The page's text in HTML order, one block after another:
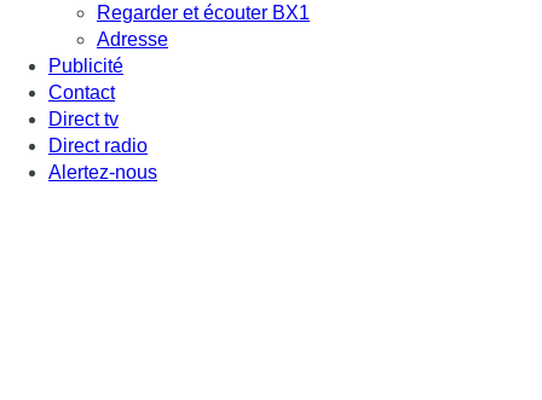
Regarder et écouter BX1
Adresse
Publicité
Contact
Direct tv
Direct radio
Alertez-nous